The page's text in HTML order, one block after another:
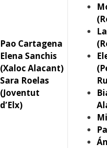
Pao Cartagena
Elena Sanchis
(Xaloc Alacant)
Sara Roelas
(Joventut
d’Elx)